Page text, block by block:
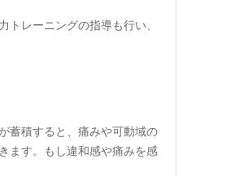
レーニングの指導も行い、
蓄積すると、痛みや可動域の
ます。もし違和感や痛みを感